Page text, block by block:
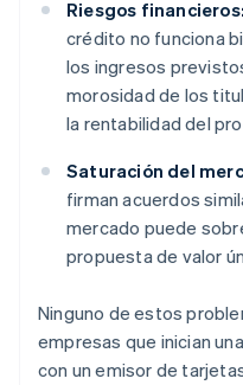
Riesgos financieros:
crédito no funciona
los ingresos
morosidad de los
la rentabilidad del
Saturación del
firman acuerdos
mercado puede
propuesta de valor
Ninguno de estos
empresas que inician
con un emisor de